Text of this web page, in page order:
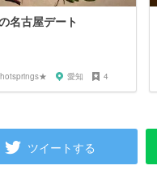
名古屋デート
愛知 4
ツイートする